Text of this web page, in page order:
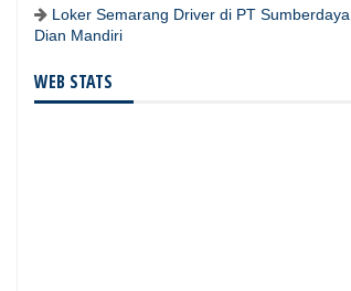
Loker Semarang Driver di PT Sumberdaya
Dian Mandiri
WEB STATS